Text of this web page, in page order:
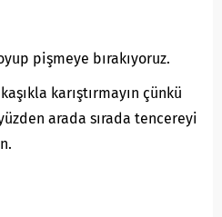
pişmeye bırakıyoruz.
karıştırmayın çünkü
arada sırada tencereyi